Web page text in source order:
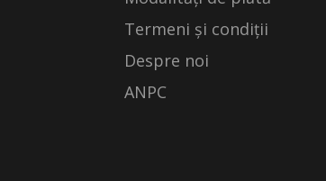
Termeni și condiții
Despre noi
ANPC